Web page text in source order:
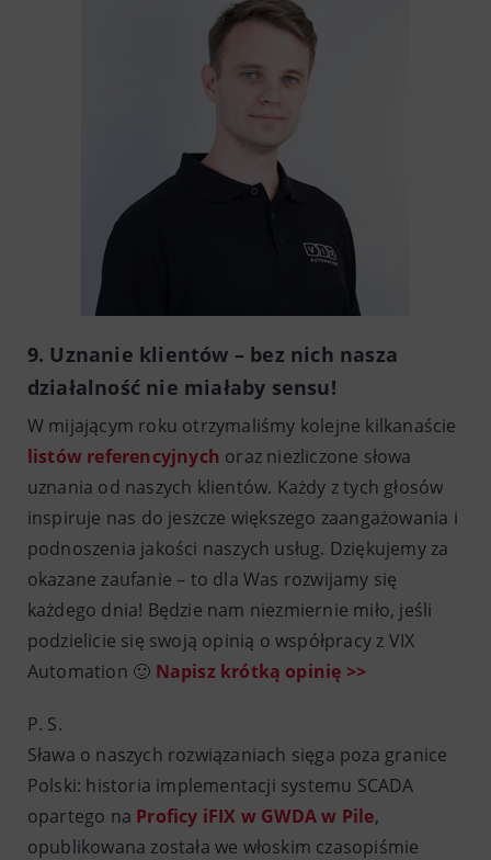
9. Uznanie klientów – bez nich nasza
działalność nie miałaby sensu!
W mijającym roku otrzymaliśmy kolejne kilkanaście
listów referencyjnych oraz niezliczone słowa
uznania od naszych klientów. Każdy z tych głosów
inspiruje nas do jeszcze większego zaangażowania i
podnoszenia jakości naszych usług. Dziękujemy za
okazane zaufanie – to dla Was rozwijamy się
każdego dnia! Będzie nam niezmiernie miło, jeśli
podzielicie się swoją opinią o współpracy z VIX
Automation 🙂 Napisz krótką opinię >>
P. S.
Sława o naszych rozwiązaniach sięga poza granice
Polski: historia implementacji systemu SCADA
opartego na Proficy iFIX w GWDA w Pile,
opublikowana została we włoskim czasopiśmie